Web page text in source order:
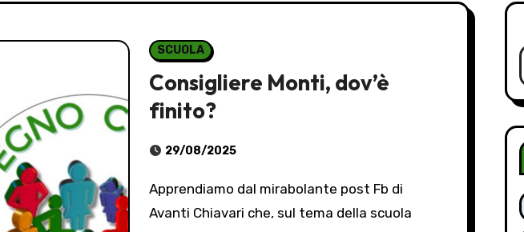
SCUOLA
Consigliere Monti, dov’è
finito?
29/08/2025
Apprendiamo dal mirabolante post Fb di
Avanti Chiavari che, sul tema della scuola